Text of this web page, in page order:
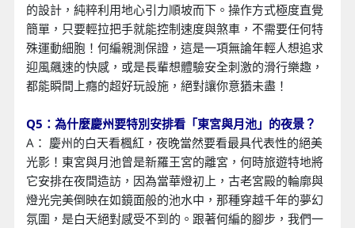
的設計，純粹利用地心引力順坡而下。操作方式極度直覺
簡單，只要輕拉把手就能控制速度與煞車，不需要任何特
殊運動細胞！何編親測保證，這是一項無論年輕人想追求
迎風飆速的快感，或是長輩想體驗安全刺激的滑行樂趣，
都能瞬間上癮的超好玩設施，絕對讓你意猶未盡！
Q5：為什麼慶州要特別安排看「東宮與月池」的夜景？
A： 慶州的白天看楓紅，夜晚當然要看最具代表性的絕美
光影！東宮與月池曾是新羅王宮的離宮，何時旅遊特地將
它安排在夜間造訪，因為當華燈初上，古老宮殿的輪廓與
燈光完美倒映在如鏡面般的池水中，那種穿越千年的夢幻
氛圍，是白天絕對感受不到的。跟著何編的腳步，我們一